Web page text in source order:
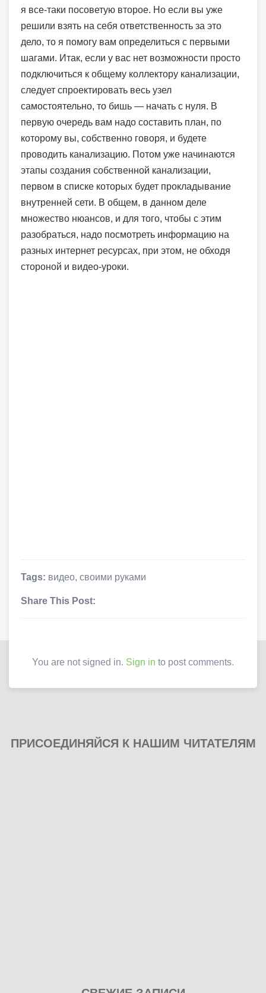
я все-таки посоветую второе. Но если вы уже
решили взять на себя ответственность за это
дело, то я помогу вам определиться с первыми
шагами. Итак, если у вас нет возможности просто
подключиться к общему коллектору канализации,
следует спроектировать весь узел
самостоятельно, то бишь — начать с нуля. В
первую очередь вам надо составить план, по
которому вы, собственно говоря, и будете
проводить канализацию. Потом уже начинаются
этапы создания собственной канализации,
первом в списке которых будет прокладывание
внутренней сети. В общем, в данном деле
множество нюансов, и для того, чтобы с этим
разобраться, надо посмотреть информацию на
разных интернет ресурсах, при этом, не обходя
стороной и видео-уроки.
Tags: видео, своими руками
Share This Post:
You are not signed in. Sign in to post comments.
ПРИСОЕДИНЯЙСЯ К НАШИМ ЧИТАТЕЛЯМ